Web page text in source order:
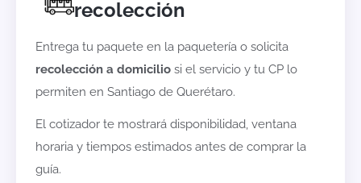
recolección
Entrega tu paquete en la paquetería o solicita
recolección a domicilio si el servicio y tu CP lo
permiten en Santiago de Querétaro.
El cotizador te mostrará disponibilidad, ventana
horaria y tiempos estimados antes de comprar la
guía.